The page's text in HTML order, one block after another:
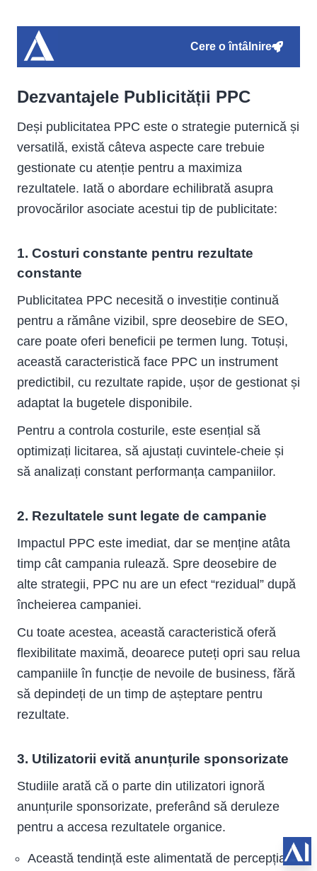
Cere o întâlnire
Dezvantajele Publicității PPC
Deși publicitatea PPC este o strategie puternică și
versatilă, există câteva aspecte care trebuie
gestionate cu atenție pentru a maximiza
rezultatele. Iată o abordare echilibrată asupra
provocărilor asociate acestui tip de publicitate:
1. Costuri constante pentru rezultate
constante
Publicitatea PPC necesită o investiție continuă
pentru a rămâne vizibil, spre deosebire de SEO,
care poate oferi beneficii pe termen lung. Totuși,
această caracteristică face PPC un instrument
predictibil, cu rezultate rapide, ușor de gestionat și
adaptat la bugetele disponibile.
Pentru a controla costurile, este esențial să
optimizați licitarea, să ajustați cuvintele-cheie și
să analizați constant performanța campaniilor.
2. Rezultatele sunt legate de campanie
Impactul PPC este imediat, dar se menține atâta
timp cât campania rulează. Spre deosebire de
alte strategii, PPC nu are un efect “rezidual” după
încheierea campaniei.
Cu toate acestea, această caracteristică oferă
flexibilitate maximă, deoarece puteți opri sau relua
campaniile în funcție de nevoile de business, fără
să depindeți de un timp de așteptare pentru
rezultate.
3. Utilizatorii evită anunțurile sponsorizate
Studiile arată că o parte din utilizatori ignoră
anunțurile sponsorizate, preferând să deruleze
pentru a accesa rezultatele organice.
Această tendință este alimentată de percepția